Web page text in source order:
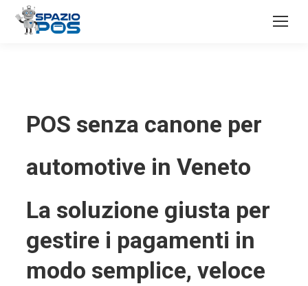
POS senza canone per
automotive in Veneto
La soluzione giusta per
gestire i pagamenti in
modo semplice, veloce